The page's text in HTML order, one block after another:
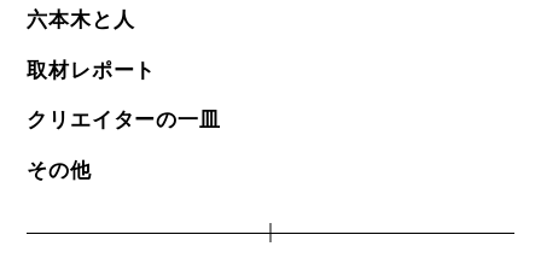
六本木と人
取材レポート
クリエイターの一皿
その他